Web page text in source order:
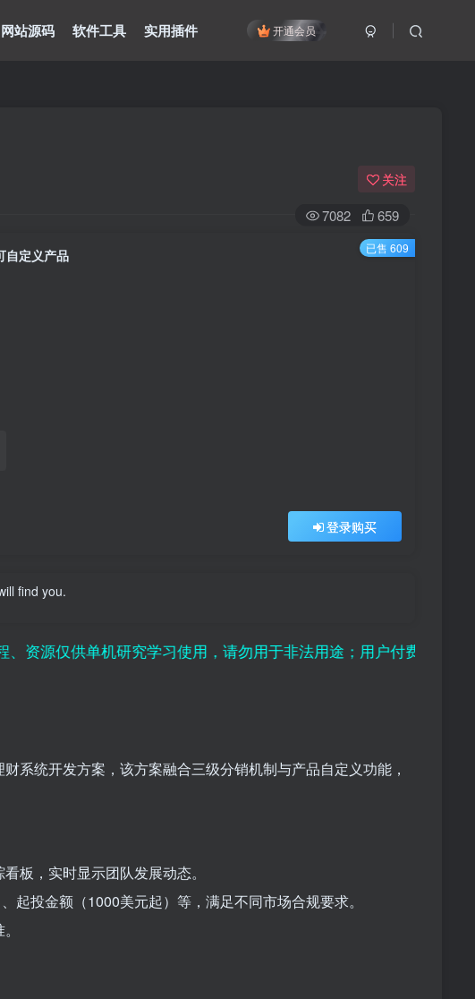
开通会员
网站源码 软件工具 实用插件
关注
7082 659
自定义产品
登录购买
已售 609
find you.
供单机研究学习使用，请勿用于非法用途；用户付费纯属对平台赞
系统开发方案，该方案融合三级分销机制与产品自定义功能，
板，实时显示团队发展动态。
投金额（1000美元起）等，满足不同市场合规要求。